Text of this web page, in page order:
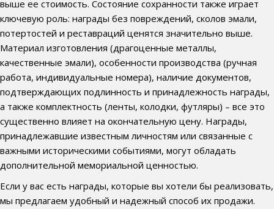
выше ее стоимость. Состояние сохранности также играет
ключевую роль: награды без повреждений, сколов эмали,
потертостей и реставраций ценятся значительно выше.
Материал изготовления (драгоценные металлы,
качественные эмали), особенности производства (ручная
работа, индивидуальные номера), наличие документов,
подтверждающих подлинность и принадлежность награды,
а также комплектность (ленты, колодки, футляры) – все это
существенно влияет на окончательную цену. Награды,
принадлежавшие известным личностям или связанные с
важными историческими событиями, могут обладать
дополнительной мемориальной ценностью.
Если у вас есть награды, которые вы хотели бы реализовать,
мы предлагаем удобный и надежный способ их продажи.